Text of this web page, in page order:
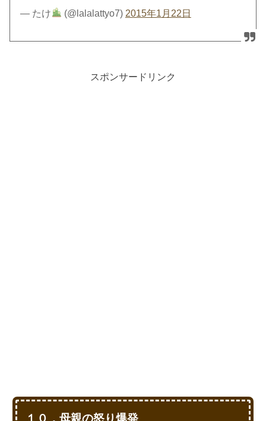
— たけ (@lalalattyo7) 2015年1月22日
スポンサードリンク
１０．母親の怒り爆発